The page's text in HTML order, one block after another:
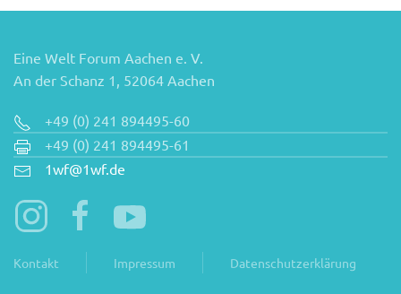
Eine Welt Forum Aachen e. V.
An der Schanz 1, 52064 Aachen
+49 (0) 241 894495-60
+49 (0) 241 894495-61
1wf@1wf.de
Kontakt Impressum Datenschutzerklärung